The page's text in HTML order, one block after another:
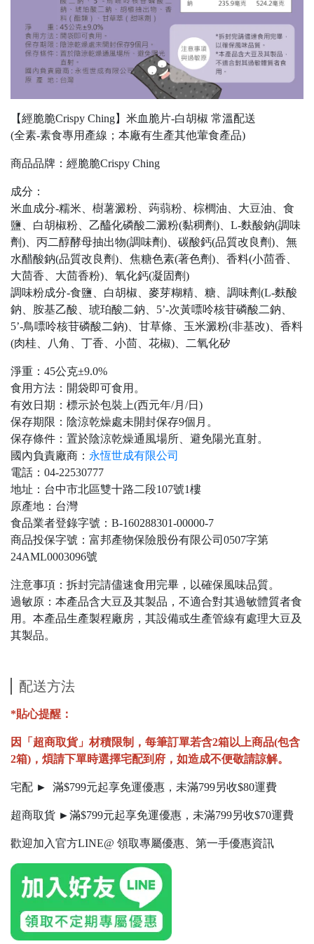
【經脆脆Crispy Ching】米血脆片-白胡椒 常溫配送
(全素-素食專用產線；本廠有生產其他葷食產品)
商品品牌：經脆脆Crispy Ching
成分：
米血成分-糯米、樹薯澱粉、蒟蒻粉、棕櫚油、大豆油、食
鹽、白胡椒粉、乙醯化磷酸二澱粉(黏稠劑)、L-麩酸鈉(調味
劑)、丙二醇酵母抽出物(調味劑)、碳酸鈣(品質改良劑)、無
水醋酸鈉(品質改良劑)、焦糖色素(著色劑)、香料(小茴香、
大茴香、大茴香粉)、氧化鈣(凝固劑)
調味粉成分-食鹽、白胡椒、麥芽糊精、糖、調味劑(L-麩酸
鈉、胺基乙酸、琥珀酸二鈉、5’-次黃嘌呤核苷磷酸二鈉、
5’-鳥嘌呤核苷磷酸二鈉)、甘草條、玉米澱粉(非基改)、香料
(肉桂、八角、丁香、小茴、花椒)、二氧化矽
淨重：45公克±9.0%
食用方法：開袋即可食用。
有效日期：標示於包裝上(西元年/月/日)
保存期限：陰涼乾燥處未開封保存9個月。
保存條件：置於陰涼乾燥通風場所、避免陽光直射。
國內負責廠商： 永恆世成有限公司
電話：04-22530777
地址：台中市北區雙十路二段107號1樓
原產地：台灣
食品業者登錄字號：B-160288301-00000-7
商品投保字號：富邦產物保險股份有限公司0507字第
24AML0003096號
注意事項：拆封完請儘速食用完畢，以確保風味品質。
過敏原：本產品含大豆及其製品，不適合對其過敏體質者食
用。本產品生產製程廠房，其設備或生產管線有處理大豆及
其製品。
配送方法
*貼心提醒：
因「超商取貨」材積限制，每筆訂單若含2箱以上商品(包含
2箱)，煩請下單時選擇宅配到府，如造成不便敬請諒解。
宅配 ► 滿$799元起享免運優惠，未滿799另收$80運費
超商取貨 ►滿$799元起享免運優惠，未滿799另收$70運費
歡迎加入官方LINE@ 領取專屬優惠、第一手優惠資訊